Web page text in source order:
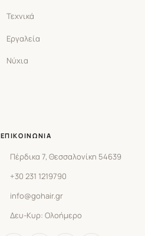
Τεχνικά
Εργαλεία
Νύχια
ΕΠΙΚΟΙΝΩΝΊΑ
Πέρδικα 7, Θεσσαλονίκη 54639
+30 231 1219790
info@gohair.gr
Δευ-Κυρ: Ολοήμερο